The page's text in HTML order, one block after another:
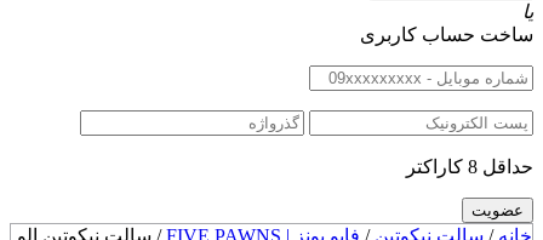
یا
ساخت حساب کاربری
حداقل 8 کاراکتر
خانه / سالت نیکوتین / فایو پونز | FIVE PAWNS
/ سالت نیکوتین اِلو